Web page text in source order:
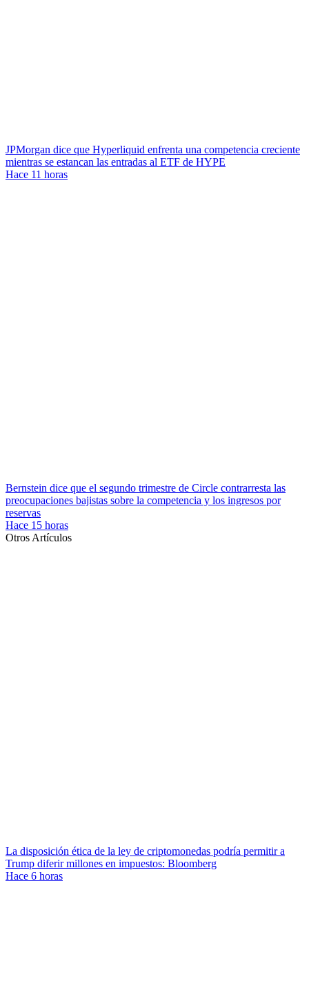
JPMorgan dice que Hyperliquid enfrenta una competencia creciente
mientras se estancan las entradas al ETF de HYPE
Hace 11 horas
Bernstein dice que el segundo trimestre de Circle contrarresta las
preocupaciones bajistas sobre la competencia y los ingresos por
reservas
Hace 15 horas
Otros Artículos
La disposición ética de la ley de criptomonedas podría permitir a
Trump diferir millones en impuestos: Bloomberg
Hace 6 horas